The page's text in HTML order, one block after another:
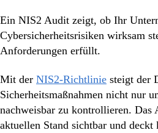
Ein NIS2 Audit zeigt, ob Ihr
Cybersicherheitsrisiken wirksam
Anforderungen erfüllt.
Mit der NIS2-Richtlinie steigt der
Sicherheitsmaßnahmen nicht nur
nachweisbar zu kontrollieren. Das
aktuellen Stand sichtbar und deckt